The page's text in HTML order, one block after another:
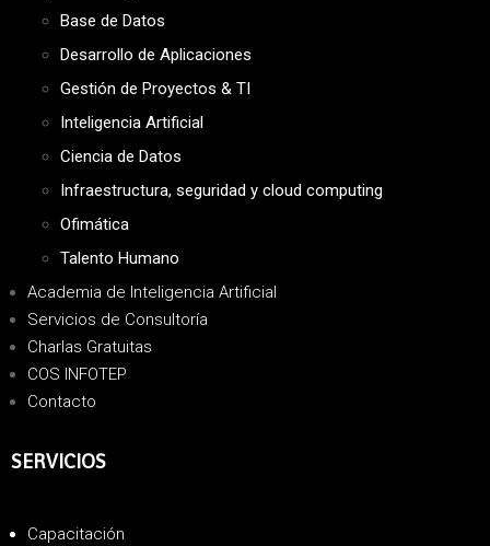
Base de Datos
Desarrollo de Aplicaciones
Gestión de Proyectos & TI
Inteligencia Artificial
Ciencia de Datos
Infraestructura, seguridad y cloud computing
Ofimática
Talento Humano
Academia de Inteligencia Artificial
Servicios de Consultoría
Charlas Gratuitas
COS INFOTEP
Contacto
SERVICIOS
Capacitación